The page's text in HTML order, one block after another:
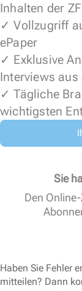
Inhalten der
✓ Vollzugriff
ePaper
✓ Exklusive
Interviews aus
✓ Tägliche
wichtigsten
Sie
Den
Haben Sie Fehler
mitteilen? Dann